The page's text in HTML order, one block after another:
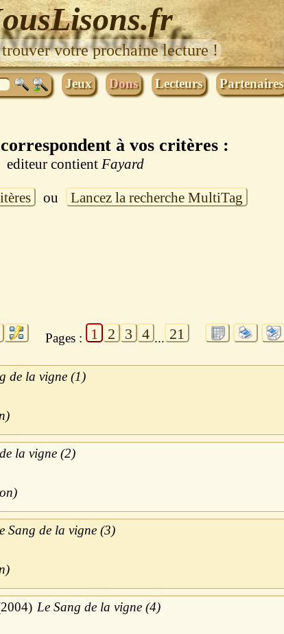
votre prochaine lecture !
Jeux Dons Lecteurs Partenaires
à vos critères :
editeur contient Fayard
ou Lancez la recherche MultiTag
Pages : 1 2 3 4 ... 21
de la vigne (1)
la vigne (2)
Sang de la vigne (3)
2004
Le Sang de la vigne (4)